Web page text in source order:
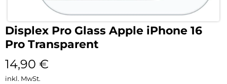
Displex Pro Glass Apple iPhone 16
Pro Transparent
14,90 €
inkl. MwSt.